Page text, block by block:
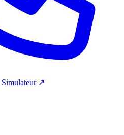
Simulateur ↗